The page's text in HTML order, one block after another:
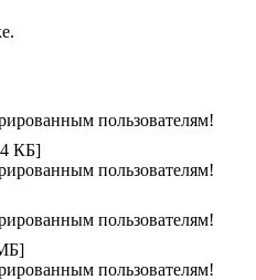
пользователям!
КБ]
пользователям!
пользователям!
пользователям!